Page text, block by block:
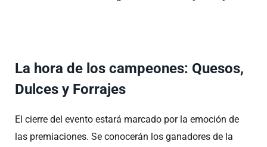
La hora de los campeones: Quesos,
Dulces y Forrajes
El cierre del evento estará marcado por la emoción de
las premiaciones. Se conocerán los ganadores de la